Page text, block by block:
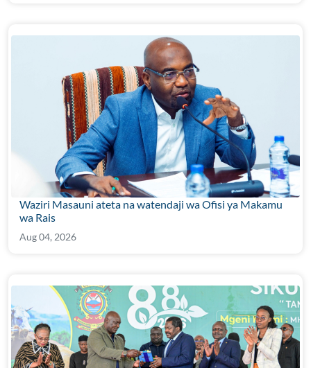
Waziri Masauni ateta na watendaji wa Ofisi ya Makamu
wa Rais
Aug 04, 2026